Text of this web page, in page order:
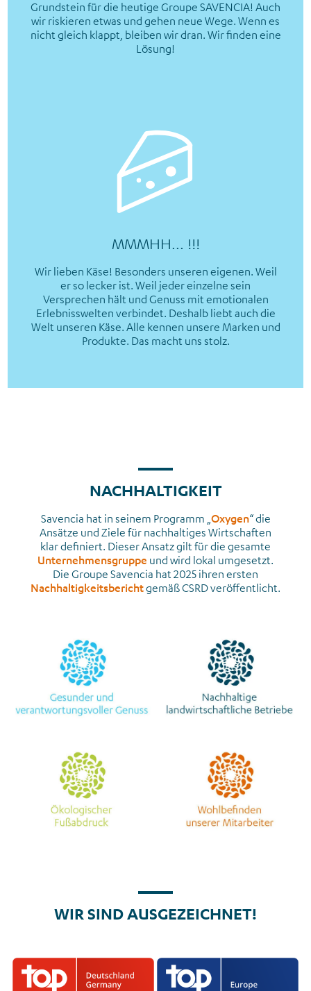
Grundstein für die heutige Groupe SAVENCIA! Auch
wir riskieren etwas und gehen neue Wege. Wenn es
nicht gleich klappt, bleiben wir dran. Wir finden eine
Lösung!
MMMHH... !!!
Wir lieben Käse! Besonders unseren eigenen. Weil
er so lecker ist. Weil jeder einzelne sein
Versprechen hält und Genuss mit emotionalen
Erlebnisswelten verbindet. Deshalb liebt auch die
Welt unseren Käse. Alle kennen unsere Marken und
Produkte. Das macht uns stolz.
NACHHALTIGKEIT
Savencia hat in seinem Programm „Oxygen“ die
Ansätze und Ziele für nachhaltiges Wirtschaften
klar definiert. Dieser Ansatz gilt für die gesamte
Unternehmensgruppe und wird lokal umgesetzt.
Die Groupe Savencia hat 2025 ihren ersten
Nachhaltigkeitsberichtgemäß CSRD veröffentlicht.
WIR SINDAUSGEZEICHNET!